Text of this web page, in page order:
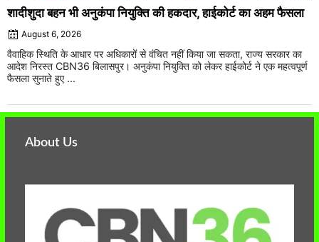
शादीशुदा बहन भी अनुकंपा नियुक्ति की हकदार, हाईकोर्ट का अहम फैसला
August 6, 2026
वैवाहिक स्थिति के आधार पर अधिकारों से वंचित नहीं किया जा सकता, राज्य सरकार का
आदेश निरस्त CBN36 बिलासपुर। अनुकंपा नियुक्ति को लेकर हाईकोर्ट ने एक महत्वपूर्ण
फैसला सुनाते हुए ...
About Us